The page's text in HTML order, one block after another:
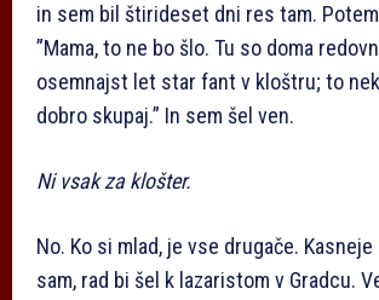
in sem bil štirideset dni res tam.
”Mama, to ne bo šlo. Tu so doma
osemnajst let star fant v kloštru; to
dobro skupaj.” In sem šel ven.
Ni vsak za klošter.
No. Ko si mlad, je vse drugače.
sam, rad bi šel k lazaristom v Gradcu.